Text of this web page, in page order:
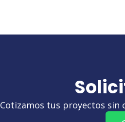
Cotizamos tus proyectos sin